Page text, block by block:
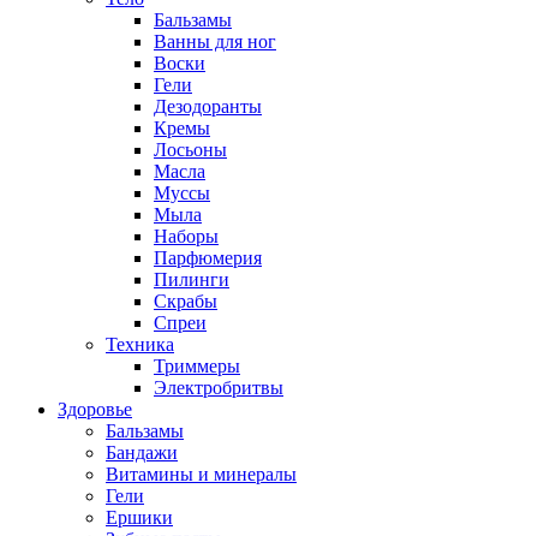
Бальзамы
Ванны для ног
Воски
Гели
Дезодоранты
Кремы
Лосьоны
Масла
Муссы
Мыла
Наборы
Парфюмерия
Пилинги
Скрабы
Спреи
Техника
Триммеры
Электробритвы
Здоровье
Бальзамы
Бандажи
Витамины и минералы
Гели
Ершики